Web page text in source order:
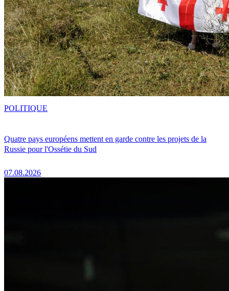
Quatre pays européens mettent en garde contre les projets de la
Russie pour l'Ossétie du Sud
07.08.2026
POLITIQUE